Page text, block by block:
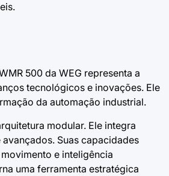
500 da WEG representa a
tecnológicos e inovações. Ele
da automação industrial.
modular. Ele integra
Suas capacidades
e inteligência
uma ferramenta estratégica